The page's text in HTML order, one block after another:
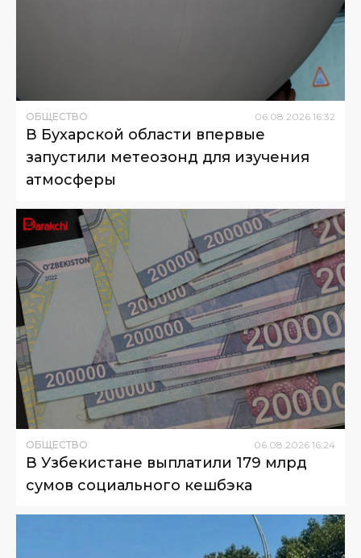
ОБЩЕСТВО 06.08.2026 16:32
В Бухарской области впервые
запустили метеозонд для изучения
атмосферы
ОБЩЕСТВО 06 08 2026 16:24
В Узбекистане выплатили 179 млрд
сумов социального кешбэка